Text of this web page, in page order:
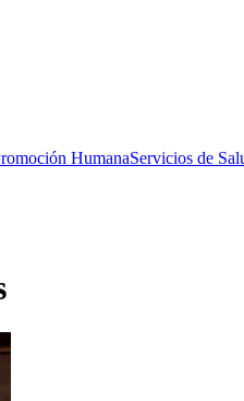
HumanaServicios de